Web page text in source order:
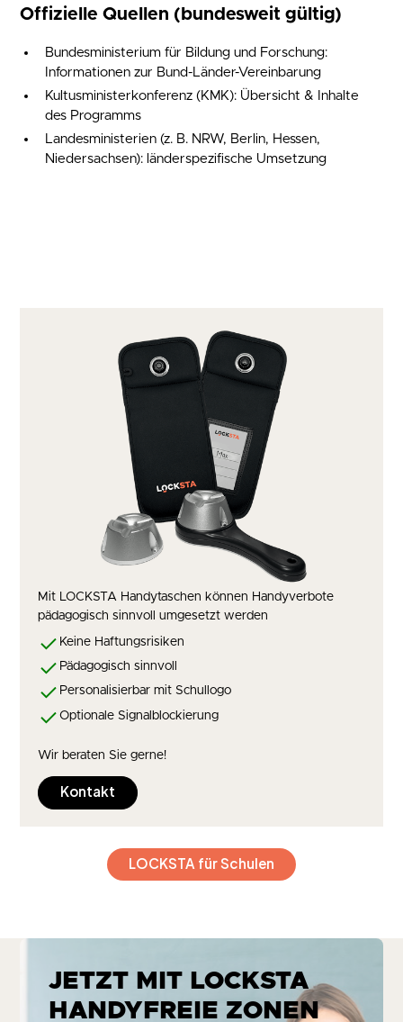
Offizielle Quellen (bundesweit gültig)
Bundesministerium für Bildung und Forschung:
Informationen zur Bund-Länder-Vereinbarung
Kultusministerkonferenz (KMK): Übersicht & Inhalte
des Programms
Landesministerien (z. B. NRW, Berlin, Hessen,
Niedersachsen): länderspezifische Umsetzung
Mit LOCKSTA Handytaschen können Handyverbote
pädagogisch sinnvoll umgesetzt werden
Keine Haftungsrisiken
Pädagogisch sinnvoll
Personalisierbar mit Schullogo
Optionale Signalblockierung
Wir beraten Sie gerne!
Kontakt
LOCKSTA für Schulen
JETZT MIT LOCKSTA
HANDYFREIE ZONEN